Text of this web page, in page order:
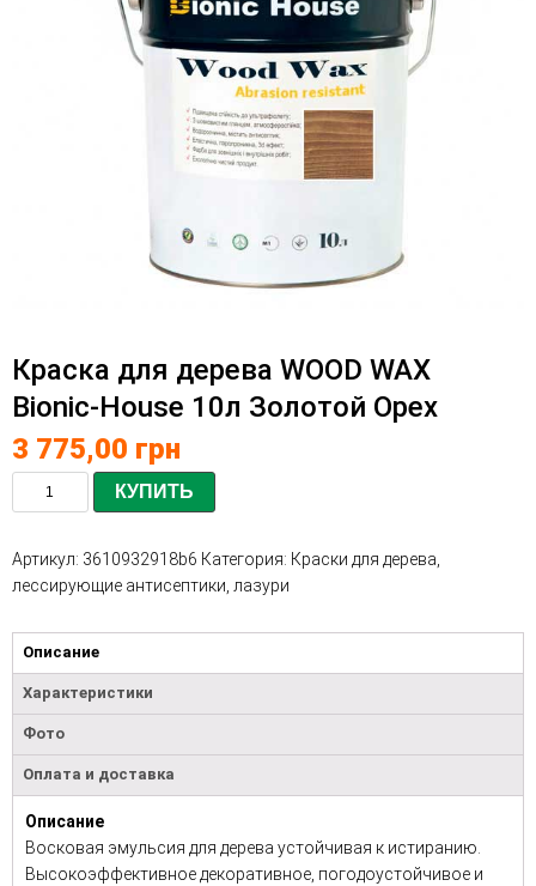
Краска для дерева WOOD WAX
Bionic-House 10л Золотой Орех
3 775,00 грн
КУПИТЬ
Артикул: 3610932918b6 Категория: Краски для дерева,
лессирующие антисептики, лазури
Описание
Характеристики
Фото
Оплата и доставка
Описание
Восковая эмульсия для дерева устойчивая к истиранию.
Высокоэффективное декоративное, погодоустойчивое и